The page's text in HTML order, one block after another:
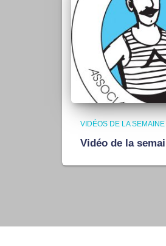
VIDÉOS DE LA SEMAINE
Vidéo de la